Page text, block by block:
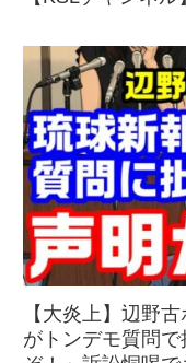
【大炎上】辺野
がトンデモ質問